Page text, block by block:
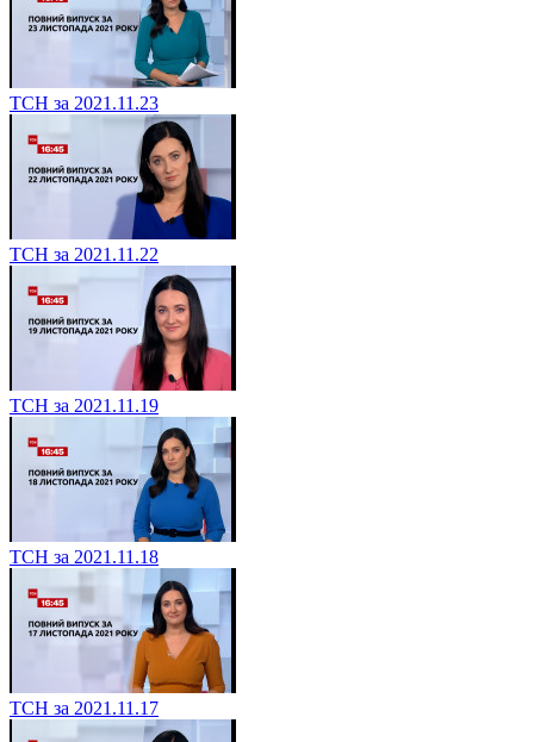
ТСН за 2021.11.23
ТСН за 2021.11.22
ТСН за 2021.11.19
ТСН за 2021.11.18
ТСН за 2021.11.17